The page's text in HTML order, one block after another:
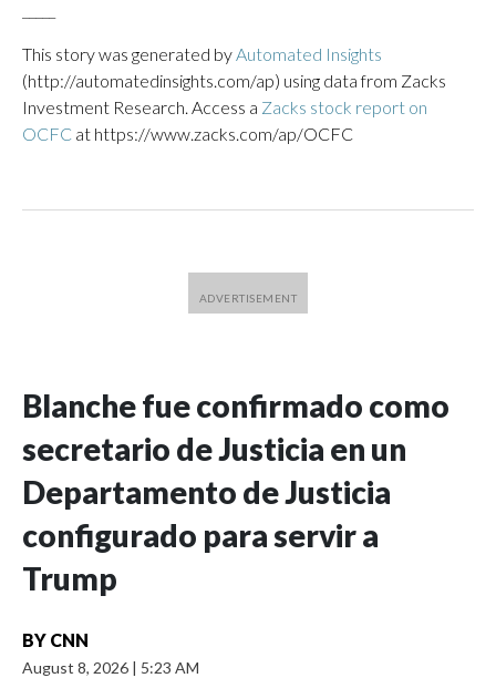
This story was generated byAutomated Insights
(http://automatedinsights.com/ap) using data from Zacks
Investment Research. Access a Zacks stock report on
OCFC at https://www.zacks.com/ap/OCFC
Blanche fue confirmado como
secretario de Justicia en un
Departamento de Justicia
configurado para servir a
Trump
BY CNN
August 8, 2026 | 5:23 AM